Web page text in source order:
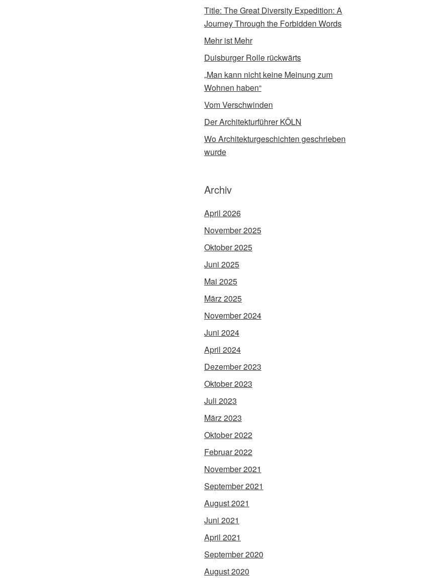
Title: The Great Diversity Expedition: A
Journey Through the Forbidden Words
Mehr ist Mehr
Duisburger Rolle rückwärts
„Man kann nicht keine Meinung zum
Wohnen haben“
Vom Verschwinden
Der Architekturführer KÖLN
Wo Architekturgeschichten geschrieben
wurde
Archiv
April 2026
November 2025
Oktober 2025
Juni 2025
Mai 2025
März 2025
November 2024
Juni 2024
April 2024
Dezember 2023
Oktober 2023
Juli 2023
März 2023
Oktober 2022
Februar 2022
November 2021
September 2021
August 2021
Juni 2021
April 2021
September 2020
August 2020